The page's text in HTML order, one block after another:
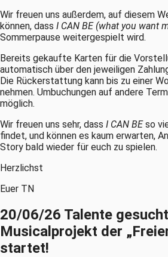
Wir freuen uns außerdem, auf diesem
können, dass I CAN BE (what you want
Sommerpause weitergespielt wird.
Bereits gekaufte Karten für die
automatisch über den jeweiligen
Die Rückerstattung kann bis zu einer
nehmen. Umbuchungen auf andere
möglich.
Wir freuen uns sehr, dass I CAN BEso
findet, und können es kaum erwarten,
Story bald wieder für euch zu spielen.
Herzlichst
Euer TN
20/06/26 Talente
Musicalprojekt der
startet!